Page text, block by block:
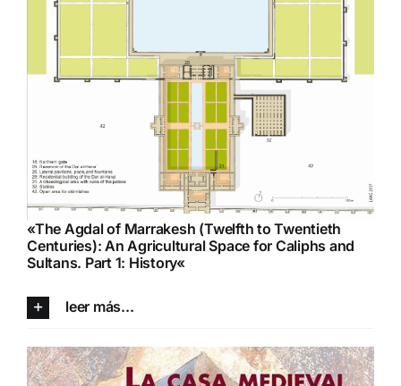
«The Agdal of Marrakesh (Twelfth to Twentieth
Centuries): An Agricultural Space for Caliphs and
Sultans. Part 1: History«
leer más...